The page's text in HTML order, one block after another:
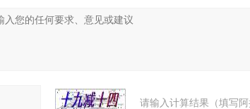
请输入计算结果（填写